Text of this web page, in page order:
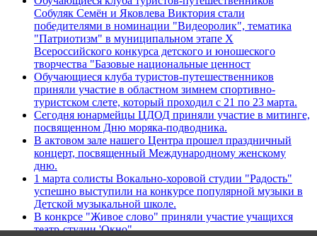
Собуляк Семён и Яковлева Виктория стали
победителями в номинации "Видеоролик", тематика
"Патриотизм" в муниципальном этапе Х
Всероссийского конкурса детского и юношеского
творчества "Базовые национальные ценност
Обучающиеся клуба туристов-путешественников
приняли участие в областном зимнем спортивно-
туристском слете, который проходил с 21 по 23 марта.
Сегодня юнармейцы ЦДОД приняли участие в митинге,
посвященном Дню моряка-подводника.
В актовом зале нашего Центра прошел праздничный
концерт, посвященный Международному женскому
дню.
1 марта солисты Вокально-хоровой студии "Радость"
успешно выступили на конкурсе популярной музыки в
Детской музыкальной школе.
В конкрсе "Живое слово" приняли участие учащихся
театр-студии 'Окно".